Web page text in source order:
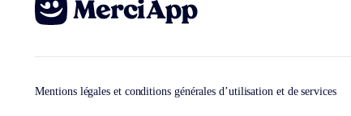
Mentions légales et conditions générales d’utilisation et de services